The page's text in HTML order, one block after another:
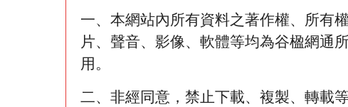
一、本網站內所有資料之著作權、所有
片、聲音、影像、軟體等均為谷楹網通
用。
二、非經同意，禁止下載、複製、轉載等